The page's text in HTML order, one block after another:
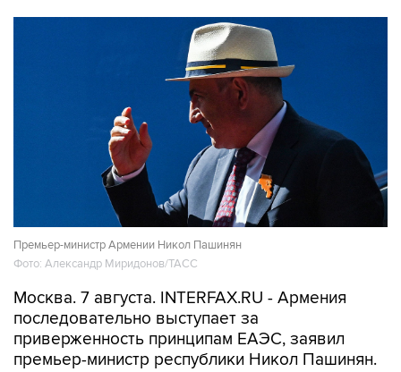
Премьер-министр Армении Никол Пашинян
Фото: Александр Миридонов/ТАСС
Москва. 7 августа. INTERFAX.RU - Армения
последовательно выступает за
приверженность принципам ЕАЭС, заявил
премьер-министр республики Никол Пашинян.